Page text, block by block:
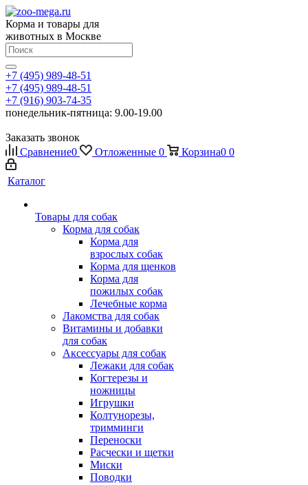
Корма и товары для
животных в Москве
+7 (495) 989-48-51
+7 (495) 989-48-51
+7 (916) 903-74-35
понедельник-пятница: 9.00-19.00
Заказать звонок
Сравнение0 Отложенные 0 Корзина0 0
Каталог
Товары для собак
Корма для собак
Корма для
взрослых собак
Корма для щенков
Корма для
пожилых собак
Лечебные корма
Лакомства для собак
Витамины и добавки
для собак
Аксессуары для собак
Лежаки для собак
Когтерезы и
ножницы
Игрушки
Колтунорезы,
тримминги
Переноски
Расчески и щетки
Миски
Поводки